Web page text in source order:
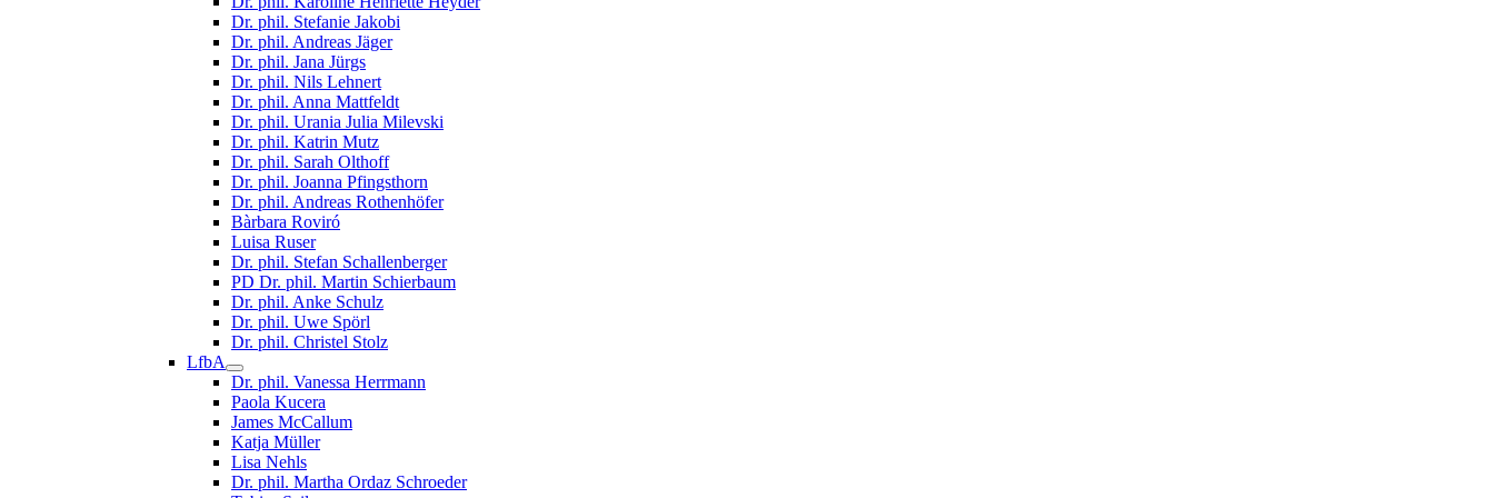
Dr. phil. Stefanie Jakobi
Dr. phil. Andreas Jäger
Dr. phil. Jana Jürgs
Dr. phil. Nils Lehnert
Dr. phil. Anna Mattfeldt
Dr. phil. Urania Julia Milevski
Dr. phil. Katrin Mutz
Dr. phil. Sarah Olthoff
Dr. phil. Joanna Pfingsthorn
Dr. phil. Andreas Rothenhöfer
Bàrbara Roviró
Luisa Ruser
Dr. phil. Stefan Schallenberger
PD Dr. phil. Martin Schierbaum
Dr. phil. Anke Schulz
Dr. phil. Uwe Spörl
Dr. phil. Christel Stolz
LfbA
Dr. phil. Vanessa Herrmann
Paola Kucera
James McCallum
Katja Müller
Lisa Nehls
Dr. phil. Martha Ordaz Schroeder